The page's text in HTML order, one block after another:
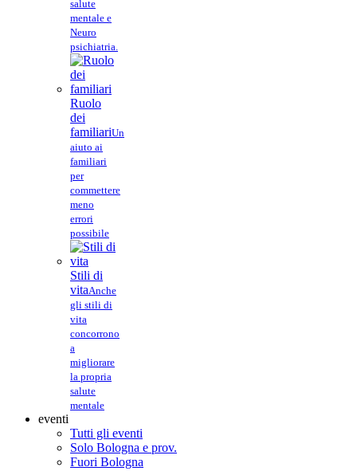
salute
mentale e
Neuro
psichiatria.
Ruolo
dei
familiariUn
aiuto ai
familiari
per
commettere
meno
errori
possibile
Stili di
vitaAnche
gli stili di
vita
concorrono
a
migliorare
la propria
salute
mentale
eventi
Tutti gli eventi
Solo Bologna e prov.
Fuori Bologna